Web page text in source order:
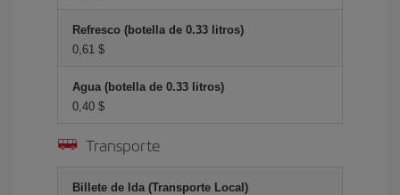
Refresco (botella de 0.33 litros)
0,61 $
Agua (botella de 0.33 litros)
0,40 $
Transporte
Billete de Ida (Transporte Local)